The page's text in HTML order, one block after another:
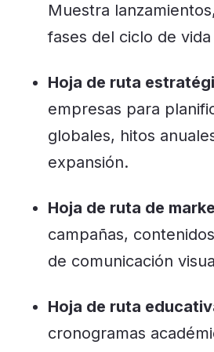
Muestra
fases del ciclo de
Hoja de ruta
empresas para
globales, hitos
expansión.
Hoja de ruta de
campañas,
de comunicación
Hoja de ruta
cronogramas